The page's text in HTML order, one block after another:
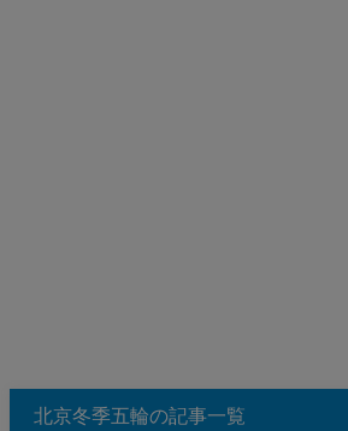
北京冬季五輪の記事一覧